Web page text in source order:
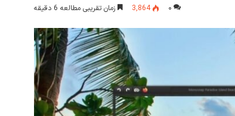
۰ 3,864 زمان تقریبی مطالعه 6 دقیقه